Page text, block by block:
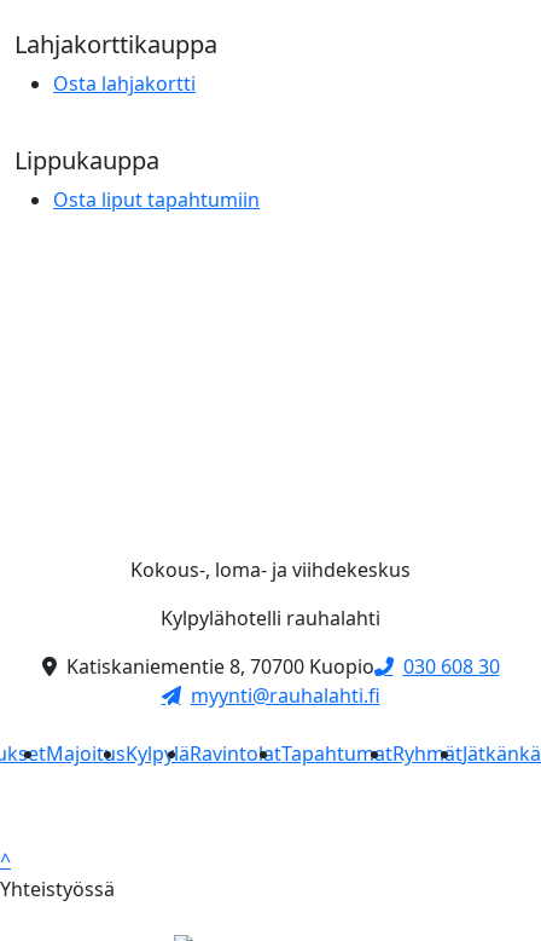
Lahjakorttikauppa
Osta lahjakortti
Lippukauppa
Osta liput tapahtumiin
Kokous-, loma- ja viihdekeskus
Kylpylähotelli rauhalahti
Katiskaniementie 8, 70700 Kuopio
030 608 30
myynti@rauhalahti.fi
MajoitusKylpyläRavintolatTapahtumatRyhmät
^
Yhteistyössä